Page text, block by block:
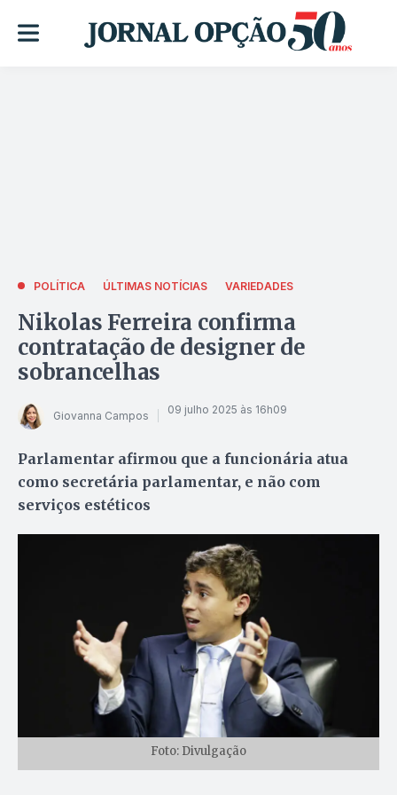
POLÍTICA ÚLTIMAS NOTÍCIAS VARIEDADES
Nikolas Ferreira confirma
contratação de designer de
sobrancelhas
Giovanna Campos 09 julho 2025 às 16h09
Parlamentar afirmou que a funcionária atua
como secretária parlamentar, e não com
serviços estéticos
Foto: Divulgação